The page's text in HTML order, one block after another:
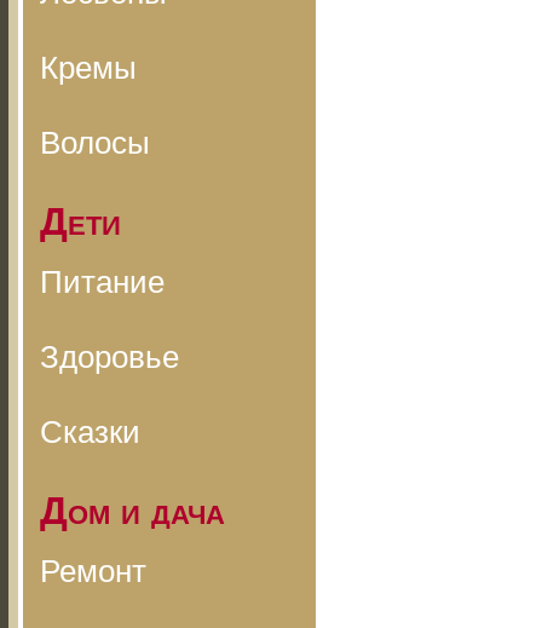
Кремы
Волосы
Дети
Питание
Здоровье
Сказки
Дом и дача
Ремонт